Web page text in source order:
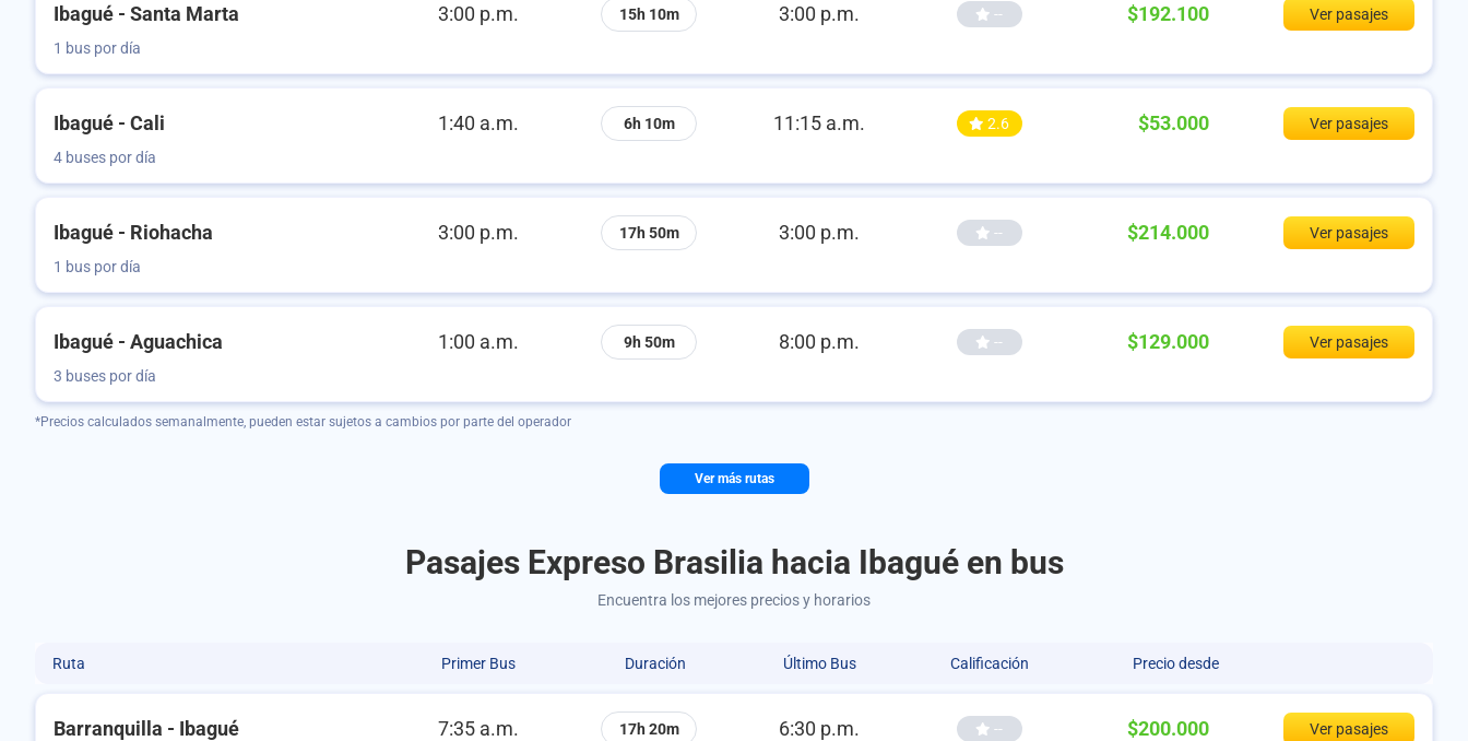
Ibagué - Santa Marta 3:00 p.m. 15h 10m 3:00 p.m. -- $192.100
Ver pasajes
1 bus por día
Ibagué - Cali 1:40 a.m. 6h 10m 11:15 a.m. 2.6 $53.000
Ver pasajes
4 buses por día
Ibagué - Riohacha 3:00 p.m. 17h 50m 3:00 p.m. -- $214.000
Ver pasajes
1 bus por día
Ibagué - Aguachica 1:00 a.m. 9h 50m 8:00 p.m. -- $129.000
Ver pasajes
3 buses por día
*Precios calculados semanalmente, pueden estar sujetos a cambios por parte del operador
Ver más rutas
Pasajes Expreso Brasilia hacia Ibagué en bus
Encuentra los mejores precios y horarios
Ruta Primer Bus Duración Último Bus Calificación Precio desde
Barranquilla - Ibagué 7:35 a.m. 17h 20m 6:30 p.m. -- $200.000
Ver pasajes